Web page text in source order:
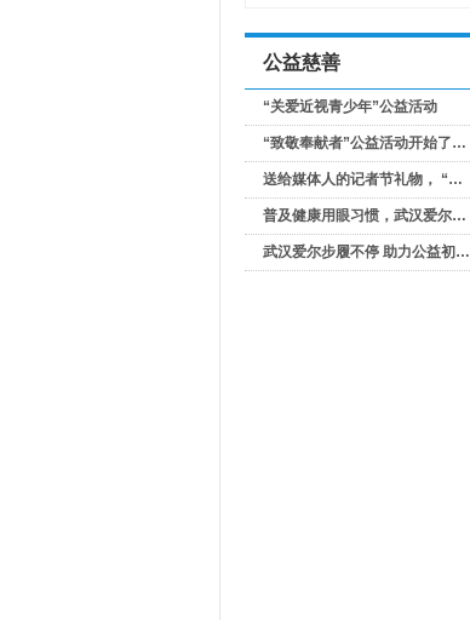
公益慈善
“关爱近视青少年”公益活动
“致敬奉献者”公益活动开始了…
送给媒体人的记者节礼物， “…
普及健康用眼习惯，武汉爱尔…
武汉爱尔步履不停 助力公益初…